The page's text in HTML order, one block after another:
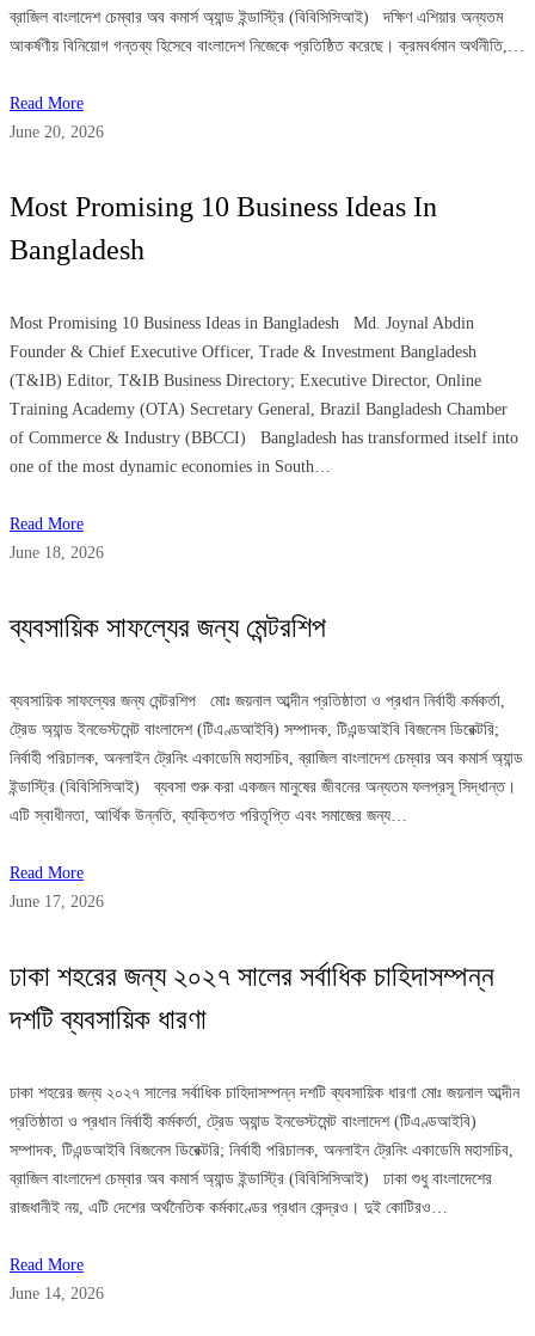
ব্রাজিল বাংলাদেশ চেম্বার অব কমার্স অ্যান্ড ইন্ডাস্ট্রি (বিবিসিসিআই) দক্ষিণ এশিয়ার অন্যতম
আকর্ষণীয় বিনিয়োগ গন্তব্য হিসেবে বাংলাদেশ নিজেকে প্রতিষ্ঠিত করেছে। ক্রমবর্ধমান অর্থনীতি,…
Read More
June 20, 2026
Most Promising 10 Business Ideas In
Bangladesh
Most Promising 10 Business Ideas in Bangladesh Md. Joynal Abdin
Founder & Chief Executive Officer, Trade & Investment Bangladesh
(T&IB) Editor, T&IB Business Directory; Executive Director, Online
Training Academy (OTA) Secretary General, Brazil Bangladesh Chamber
of Commerce & Industry (BBCCI) Bangladesh has transformed itself into
one of the most dynamic economies in South…
Read More
June 18, 2026
ব্যবসায়িক সাফল্যের জন্য মেন্টরশিপ
ব্যবসায়িক সাফল্যের জন্য মেন্টরশিপ মোঃ জয়নাল আব্দীন প্রতিষ্ঠাতা ও প্রধান নির্বাহী কর্মকর্তা,
ট্রেড অ্যান্ড ইনভেস্টমেন্ট বাংলাদেশ (টিএণ্ডআইবি) সম্পাদক, টিএন্ডআইবি বিজনেস ডিরেক্টরি;
নির্বাহী পরিচালক, অনলাইন ট্রেনিং একাডেমি মহাসচিব, ব্রাজিল বাংলাদেশ চেম্বার অব কমার্স অ্যান্ড
ইন্ডাস্ট্রি (বিবিসিসিআই) ব্যবসা শুরু করা একজন মানুষের জীবনের অন্যতম ফলপ্রসূ সিদ্ধান্ত।
এটি স্বাধীনতা, আর্থিক উন্নতি, ব্যক্তিগত পরিতৃপ্তি এবং সমাজের জন্য…
Read More
June 17, 2026
ঢাকা শহরের জন্য ২০২৭ সালের সর্বাধিক চাহিদাসম্পন্ন
দশটি ব্যবসায়িক ধারণা
ঢাকা শহরের জন্য ২০২৭ সালের সর্বাধিক চাহিদাসম্পন্ন দশটি ব্যবসায়িক ধারণা মোঃ জয়নাল আব্দীন
প্রতিষ্ঠাতা ও প্রধান নির্বাহী কর্মকর্তা, ট্রেড অ্যান্ড ইনভেস্টমেন্ট বাংলাদেশ (টিএণ্ডআইবি)
সম্পাদক, টিএন্ডআইবি বিজনেস ডিরেক্টরি; নির্বাহী পরিচালক, অনলাইন ট্রেনিং একাডেমি মহাসচিব,
ব্রাজিল বাংলাদেশ চেম্বার অব কমার্স অ্যান্ড ইন্ডাস্ট্রি (বিবিসিসিআই) ঢাকা শুধু বাংলাদেশের
রাজধানীই নয়, এটি দেশের অর্থনৈতিক কর্মকাণ্ডের প্রধান কেন্দ্রও। দুই কোটিরও…
Read More
June 14, 2026